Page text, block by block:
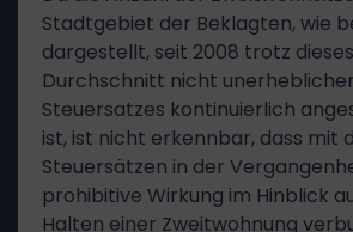
Stadtgebiet der Beklagten, wie
dargestellt, seit 2008 trotz
Durchschnitt nicht
Steuersatzes kontinuierlich
ist, ist nicht erkennbar, dass mit
Steuersätzen in der
prohibitive Wirkung im Hinblick
Halten einer Zweitwohnung